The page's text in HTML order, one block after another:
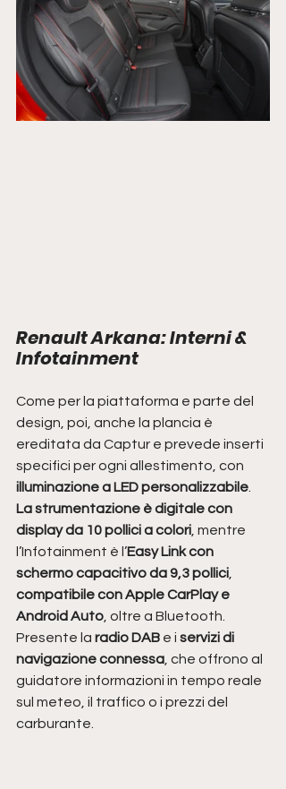
Renault Arkana: Interni &
Infotainment
Come per la piattaforma e parte del
design, poi, anche la plancia è
ereditata da Captur e prevede inserti
specifici per ogni allestimento, con
illuminazione a LED personalizzabile
La strumentazione è digitale con
display da 10 pollici a colori , mentre
l’Infotainment è l’Easy Link con
schermo capacitivo da 9,3 pollici
compatibile con Apple CarPlay e
Android Auto , oltre a Bluetooth.
Presente la radio DAB e i servizi di
navigazione connessa , che offrono al
guidatore informazioni in tempo reale
sul meteo, il traffico o i prezzi del
carburante.